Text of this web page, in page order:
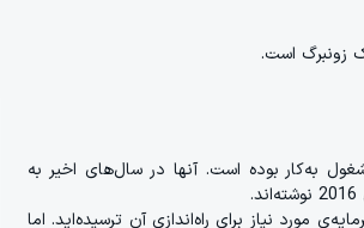
زونبرگ است.
به‌کار بوده است. آنها در سال‌های اخیر به
مورد نیاز برای راه‌اندازی آن ترسیده‌اید. اما